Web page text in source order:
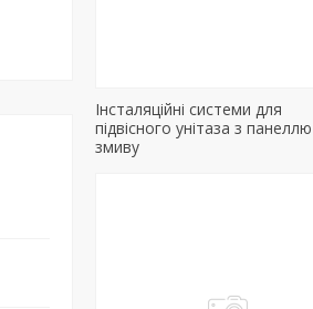
Інсталяційні системи для
підвісного унітаза з панеллю
змиву